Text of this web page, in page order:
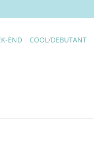
END COOL/DEBUTANT